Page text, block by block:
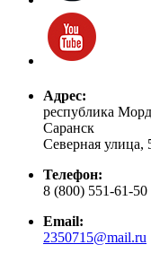
Адрес:
республика
Саранск
Северная улица,
Телефон:
8 (800) 551-61-50
Email:
2350715@mail.ru